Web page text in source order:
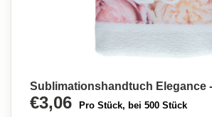
Sublimationshandtuch Elegance
€3,06 Pro Stück, bei 500 Stück